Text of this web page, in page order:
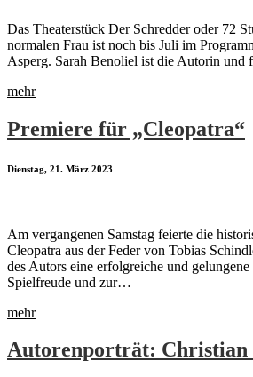
Das Theaterstück Der Schredder oder 72
normalen Frau ist noch bis Juli im
Asperg. Sarah Benoliel ist die Autorin
mehr
Premiere für „Cleopatra“
Dienstag, 21. März 2023
Am vergangenen Samstag feierte die
Cleopatra aus der Feder von Tobias
des Autors eine erfolgreiche und
Spielfreude und zur…
mehr
Autorenporträt: Christian